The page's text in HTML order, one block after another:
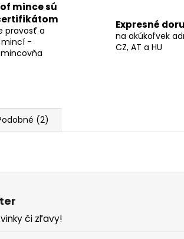
mince sú
pravosť a
mincí -
mincovňa
Expresné
na akúkoľvek
CZ, AT a HU
(2)
či zľavy!